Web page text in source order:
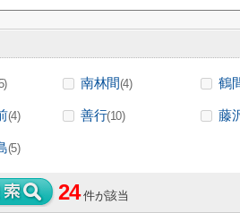
南林間(4) 鶴
(4) 善行(10) 藤
(5)
24 件が該当